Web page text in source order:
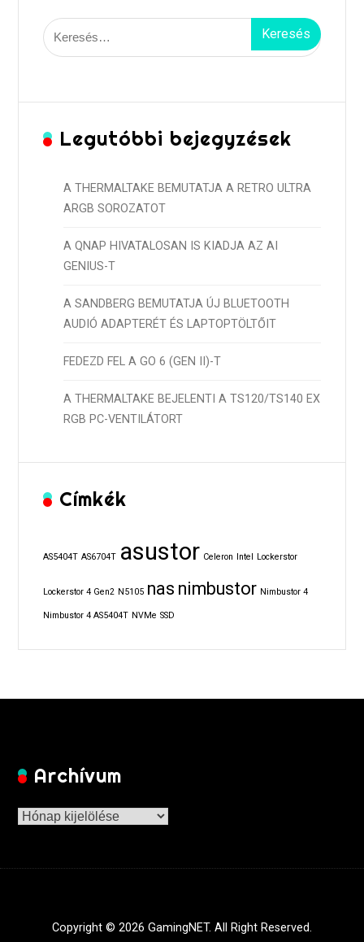
Keresés:
Legutóbbi bejegyzések
A THERMALTAKE BEMUTATJA A RETRO ULTRA
ARGB SOROZATOT
A QNAP HIVATALOSAN IS KIADJA AZ AI
GENIUS-T
A SANDBERG BEMUTATJA ÚJ BLUETOOTH
AUDIÓ ADAPTERÉT ÉS LAPTOPTÖLTŐIT
FEDEZD FEL A GO 6 (GEN II)-T
A THERMALTAKE BEJELENTI A TS120/TS140 EX
RGB PC-VENTILÁTORT
Címkék
AS5404T AS6704T asustor Celeron Intel Lockerstor
Lockerstor 4 Gen2 N5105 nas nimbustor Nimbustor 4
Nimbustor 4 AS5404T NVMe SSD
Archívum
Archívum
Copyright © 2026 GamingNET. All Right Reserved.